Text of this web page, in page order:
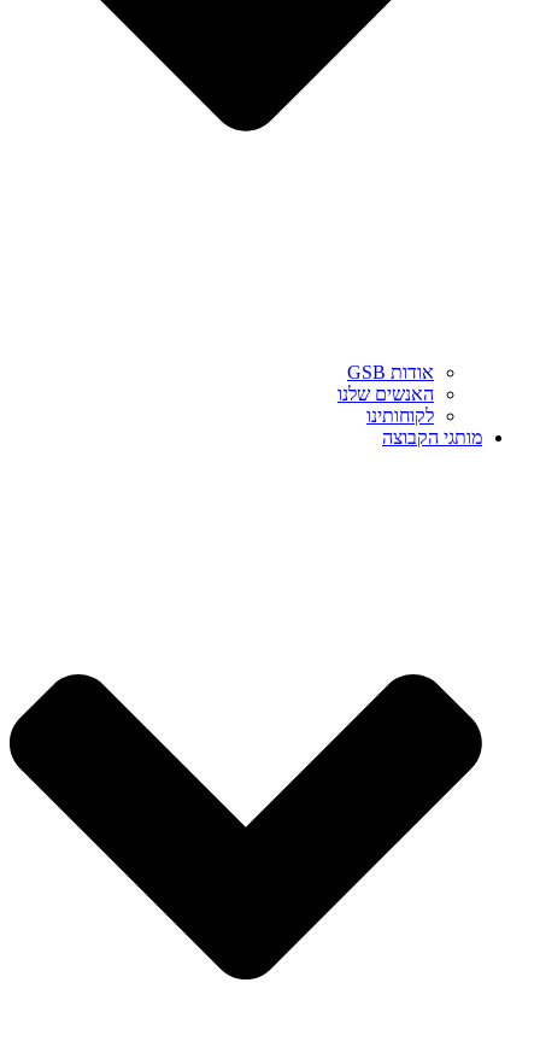
אודות GSB
האנשים שלנו
לקוחותינו
מותגי הקבוצה